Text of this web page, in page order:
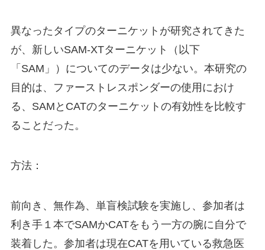
異なったタイプのターニケットが研究されてきた
が、新しいSAM-XTターニケット（以下
「SAM」）についてのデータは少ない。本研究の
目的は、ファーストレスポンダーの使用におけ
る、SAMとCATのターニケットの有効性を比較す
ることだった。
方法：
前向き、無作為、単盲検試験を実施し、参加者は
利き手１本でSAMかCATをもう一方の腕に自分で
装着した。参加者は現在CATを用いている救急医